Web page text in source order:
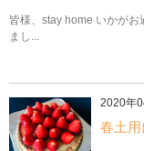
皆様、stay home いかが
まし...
2020年
春土用